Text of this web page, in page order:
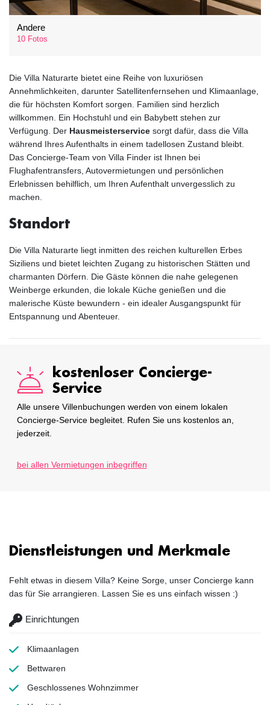
Andere
10 Fotos
Die Villa Naturarte bietet eine Reihe von luxuriösen
Annehmlichkeiten, darunter Satellitenfernsehen und Klimaanlage,
die für höchsten Komfort sorgen. Familien sind herzlich
willkommen. Ein Hochstuhl und ein Babybett stehen zur
Verfügung. Der Hausmeisterservice sorgt dafür, dass die Villa
während Ihres Aufenthalts in einem tadellosen Zustand bleibt.
Das Concierge-Team von Villa Finder ist Ihnen bei
Flughafentransfers, Autovermietungen und persönlichen
Erlebnissen behilflich, um Ihren Aufenthalt unvergesslich zu
machen.
Standort
Die Villa Naturarte liegt inmitten des reichen kulturellen Erbes
Siziliens und bietet leichten Zugang zu historischen Stätten und
charmanten Dörfern. Die Gäste können die nahe gelegenen
Weinberge erkunden, die lokale Küche genießen und die
malerische Küste bewundern - ein idealer Ausgangspunkt für
Entspannung und Abenteuer.
kostenloser Concierge-
Service
Alle unsere Villenbuchungen werden von einem lokalen
Concierge-Service begleitet. Rufen Sie uns kostenlos an,
jederzeit.
bei allen Vermietungen inbegriffen
Dienstleistungen und Merkmale
Fehlt etwas in diesem Villa? Keine Sorge, unser Concierge kann
das für Sie arrangieren. Lassen Sie es uns einfach wissen :)
Einrichtungen
Klimaanlagen
Bettwaren
Geschlossenes Wohnzimmer